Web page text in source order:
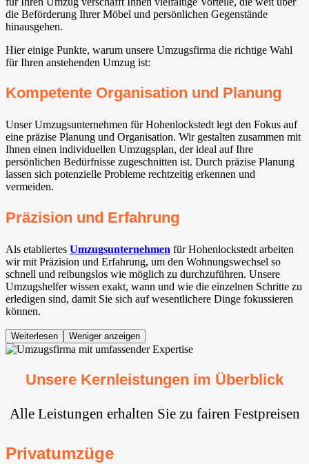
die Beförderung Ihrer Möbel und persönlichen Gegenstände
hinausgehen.
Hier einige Punkte, warum unsere Umzugsfirma die richtige Wahl
für Ihren anstehenden Umzug ist:
Kompetente Organisation und Planung
Unser Umzugsunternehmen für Hohenlockstedt legt den Fokus auf
eine präzise Planung und Organisation. Wir gestalten zusammen mit
Ihnen einen individuellen Umzugsplan, der ideal auf Ihre
persönlichen Bedürfnisse zugeschnitten ist. Durch präzise Planung
lassen sich potenzielle Probleme rechtzeitig erkennen und
vermeiden.
Präzision und Erfahrung
Als etabliertes Umzugsunternehmen für Hohenlockstedt arbeiten
wir mit Präzision und Erfahrung, um den Wohnungswechsel so
schnell und reibungslos wie möglich zu durchzuführen. Unsere
Umzugshelfer wissen exakt, wann und wie die einzelnen Schritte zu
erledigen sind, damit Sie sich auf wesentlichere Dinge fokussieren
können.
Weiterlesen Weniger anzeigen
Unsere Kernleistungen im Überblick
Alle Leistungen erhalten Sie zu fairen Festpreisen
Privatumzüge